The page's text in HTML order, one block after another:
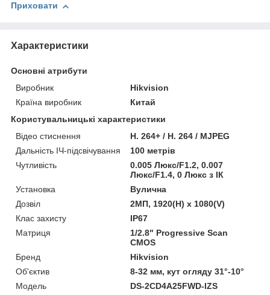
Приховати
Характеристики
Основні атрибути
Виробник
Hikvision
Країна виробник
Китай
Користувальницькі характеристики
Відео стиснення
H. 264+ / H. 264 / MJPEG
Дальність ІЧ-підсвічування
100 метрів
Чутливість
0.005 Люкс/F1.2, 0.007
Люкс/F1.4, 0 Люкс з ІК
Установка
Вулична
Дозвіл
2МП, 1920(H) x 1080(V)
Клас захисту
IP67
Матриця
1/2.8" Progressive Scan
CMOS
Бренд
Hikvision
Об'єктив
8-32 мм, кут огляду 31°-10°
Модель
DS-2CD4A25FWD-IZS